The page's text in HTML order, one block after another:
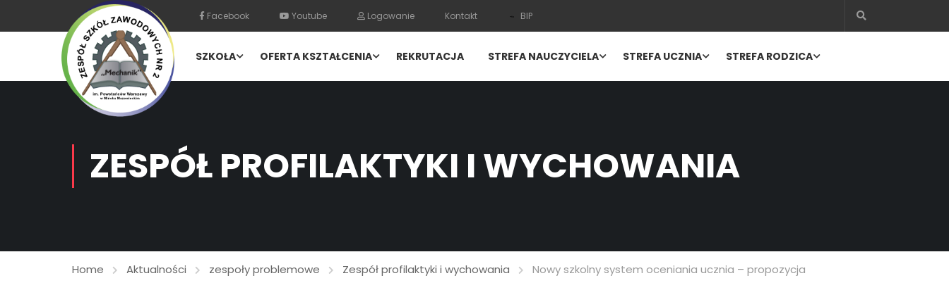
Facebook Youtube Logowanie Kontakt BIP
SZKOŁA OFERTA KSZTAŁCENIA REKRUTACJA STREFA NAUCZYCIELA STREFA UCZNIA STREFA RODZICA
ZESPÓŁ PROFILAKTYKI I WYCHOWANIA
Home Aktualności zespoły problemowe Zespół profilaktyki i wychowania Nowy szkolny system oceniania ucznia – propozycja